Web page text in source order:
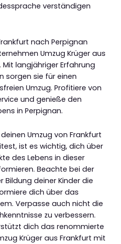
verständigen
nach Perpignan
Umzug Krüger aus
Mit langjähriger Erfahrung
sorgen sie für einen
Umzug. Profitiere von
und genieße den
in Perpignan.
Umzug von Frankfurt
ist es wichtig, dich über
des Lebens in dieser
Beachte bei der
deiner Kinder die
dich über das
Verpasse auch nicht die
zu verbessern.
dich das renommierte
Krüger aus Frankfurt mit